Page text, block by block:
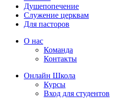
Душепопечение
Служение церквам
Для пасторов
О нас
Команда
Контакты
Онлайн Школа
Курсы
Вход для студентов